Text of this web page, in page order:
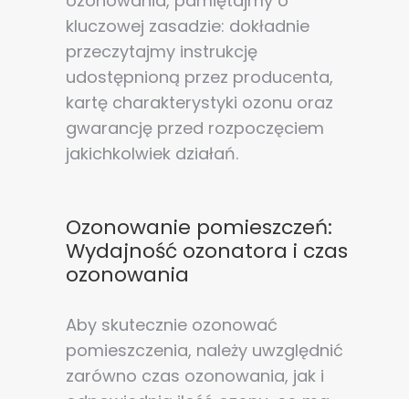
kluczowej zasadzie: dokładnie
przeczytajmy instrukcję
udostępnioną przez producenta,
kartę charakterystyki ozonu oraz
gwarancję przed rozpoczęciem
jakichkolwiek działań.
Ozonowanie pomieszczeń:
Wydajność ozonatora i czas
ozonowania
Aby skutecznie ozonować
pomieszczenia, należy uwzględnić
zarówno czas ozonowania, jak i